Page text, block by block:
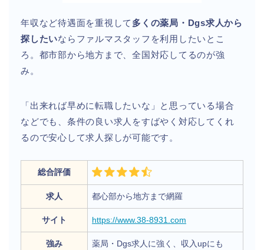
年収など待遇面を重視して 多くの薬局・Dgs求人から
探したいならファルマスタッフを利用したいとこ
ろ。都市部から地方まで、全国対応してるのが強
み。
「出来れば早めに転職したいな」と思っている場合
などでも、条件の良い求人をすばやく対応してくれ
るので安心して求人探しが可能です。
総合評価
求人 都心部から地方まで網羅
サイト https://www.38-8931.com
強み 薬局・Dgs求人に強く、収入upにも